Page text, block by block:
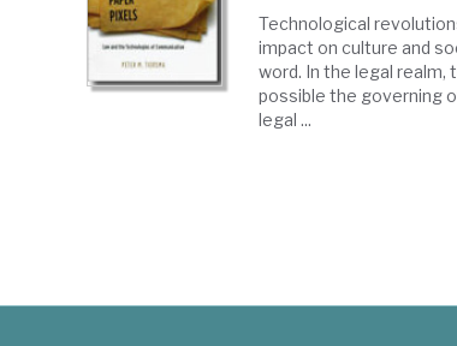
Technological
impact on culture and
word. In the legal realm,
possible the governing
legal ...